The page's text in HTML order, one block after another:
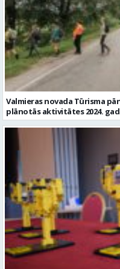
Valmieras novada Tūrisma
plānotās aktivitātes 2024.